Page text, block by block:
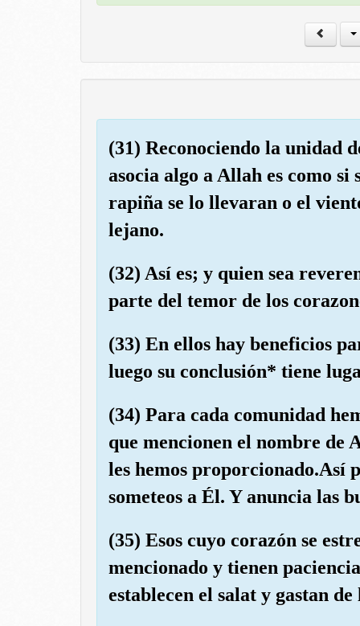
(31) Reconociendo la unidad
asocia algo a Allah es como si
rapiña se lo llevaran o el
lejano.
(32) Así es; y quien sea
parte del temor de los
(33) En ellos hay beneficios
luego su conclusión* tiene
(34) Para cada comunidad
que mencionen el nombre de
les hemos proporcionado.Así
someteos a Él. Y anuncia las
(35) Esos cuyo corazón se
mencionado y tienen
establecen el salat y gastan